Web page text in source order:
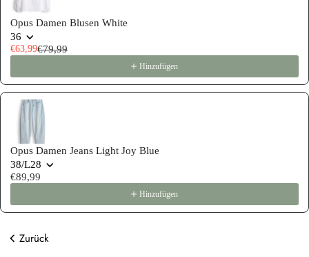
Opus Damen Blusen White
36
€63,99€79,99
Hinzufügen
Opus Damen Jeans Light Joy Blue
38/L28
€89,99
Hinzufügen
Zurück